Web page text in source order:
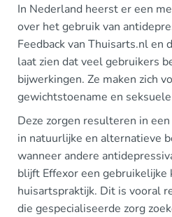
In Nederland heerst er een
over het gebruik van
Feedback van Thuisarts.nl en
laat zien dat veel gebruikers
bijwerkingen. Ze maken zich
gewichtstoename en
Deze zorgen resulteren in
in natuurlijke en alternatieve
wanneer andere
blijft Effexor een gebruikelijke
huisartspraktijk. Dit is vooral
die gespecialiseerde zorg